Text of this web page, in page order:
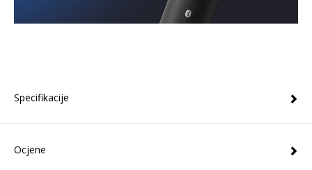
Specifikacije
Ocjene